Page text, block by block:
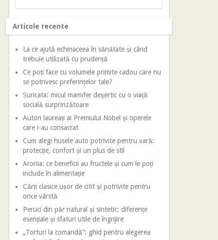
Articole recente
La ce ajută echinaceea în sănătate și când
trebuie utilizată cu prudență
Ce poți face cu volumele primite cadou care nu
se potrivesc preferințelor tale?
Suricata: micul mamifer deșertic cu o viață
socială surprinzătoare
Autori laureați ai Premiului Nobel și operele
care i-au consacrat
Cum alegi husele auto potrivite pentru vară:
protecție, confort și un plus de stil
Aronia: ce beneficii au fructele și cum le poți
include în alimentație
Cărți clasice ușor de citit și potrivite pentru
orice vârstă
Peruci din păr natural și sintetic: diferențe
esențiale și sfaturi utile de îngrijire
„Torturi la comandă”: ghid pentru alegerea